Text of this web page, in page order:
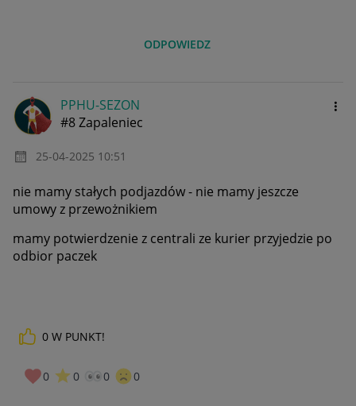
ODPOWIEDZ
PPHU-SEZON
#8 Zapaleniec
‎25-04-2025 10:51
nie mamy stałych podjazdów - nie mamy jeszcze
umowy z przewożnikiem
mamy potwierdzenie z centrali ze kurier przyjedzie po
odbior paczek
0 W PUNKT!
0 0 0 0